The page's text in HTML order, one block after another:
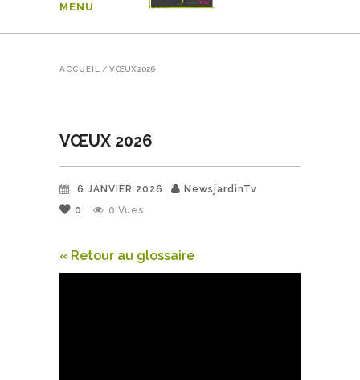
MENU
ACCUEIL / VŒUX 2026
VŒUX 2026
6 JANVIER 2026
NewsjardinTv
0
0 Vues
« Retour au glossaire